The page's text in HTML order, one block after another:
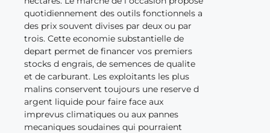
quotidiennement des outils fonctionnels a
des prix souvent divises par deux ou par
trois. Cette economie substantielle de
depart permet de financer vos premiers
stocks d engrais, de semences de qualite
et de carburant. Les exploitants les plus
malins conservent toujours une reserve d
argent liquide pour faire face aux
imprevus climatiques ou aux pannes
mecaniques soudaines qui pourraient